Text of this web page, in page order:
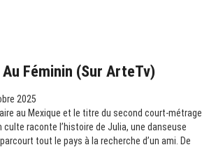
Féminin (sur ArteTv)
2025
au Mexique et le titre du second court-métrage
raconte l’histoire de Julia, une danseuse
tout le pays à la recherche d’un ami. De